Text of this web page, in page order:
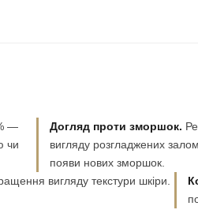
—
чи
Догляд проти зморшок.
вигляду розгладжених
появи нових зморшок.
вигляду текстури шкіри.